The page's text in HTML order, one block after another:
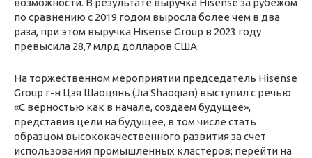
возможности. В результате выручка Hisense за рубежом
по сравнению с 2019 годом выросла более чем в два
раза, при этом выручка Hisense Group в 2023 году
превысила 28,7 млрд долларов США.
На торжественном мероприятии председатель Hisense
Group г-н Цзя Шаоцянь (Jia Shaoqian) выступил с речью
«С верностью как в начале, создаем будущее»,
представив цели на будущее, в том числе стать
образцом высококачественного развития за счет
использования промышленных кластеров; перейти на